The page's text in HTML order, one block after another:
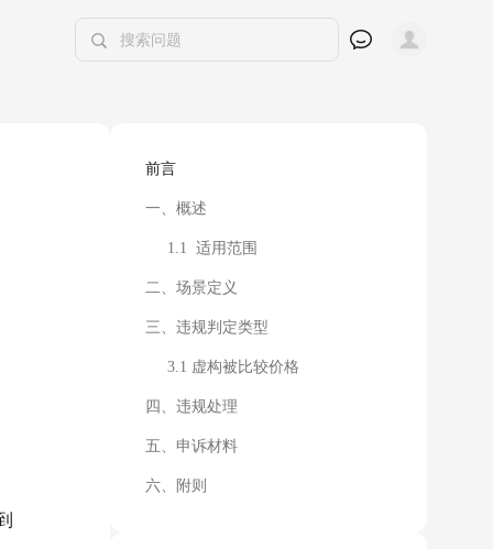
前言
一、概述
1.1 适用范围
二、场景定义
三、违规判定类型
3.1 虚构被比较价格
四、违规处理
五、申诉材料
六、附则